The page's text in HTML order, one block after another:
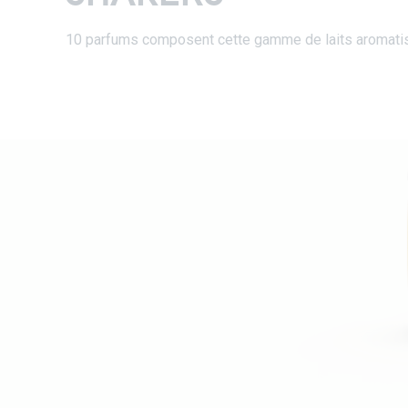
10 parfums composent cette gamme de laits